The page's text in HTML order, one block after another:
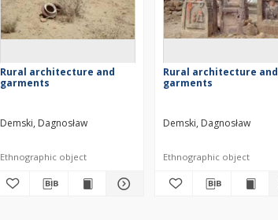
Rural architecture and
garments
Demski, Dagnosław
Ethnographic object
Rural architecture and
garments
Demski, Dagnosław
Ethnographic object